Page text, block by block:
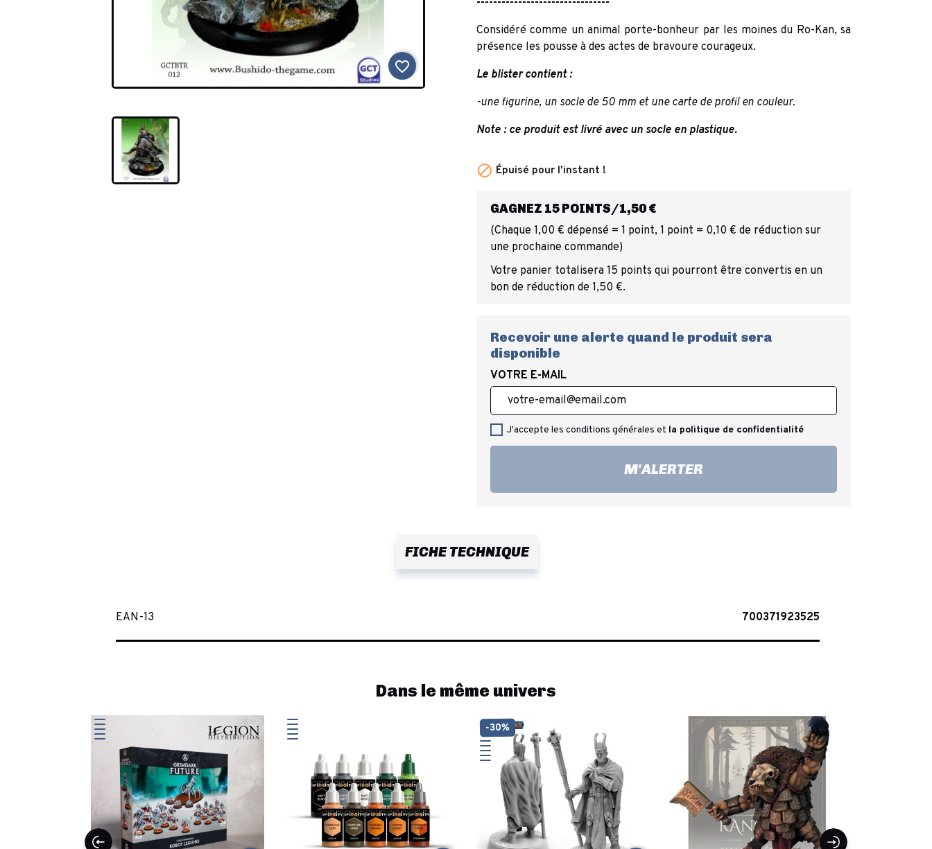
favorite_border
--------------------------------
Considéré comme un animal porte-bonheur par les moines du Ro-Kan, sa
présence les pousse à des actes de bravoure courageux.
Le blister contient :
-une figurine, un socle de 50 mm et une carte de profil en couleur.
Note : ce produit est livré avec un socle en plastique.
 Épuisé pour l'instant !
GAGNEZ 15 POINTS/1,50 €
(Chaque 1,00 € dépensé = 1 point, 1 point = 0,10 € de réduction sur
une prochaine commande)
Votre panier totalisera 15 points qui pourront être convertis en un
bon de réduction de 1,50 €.
Recevoir une alerte quand le produit sera
disponible
VOTRE E-MAIL
J'accepte les conditions générales et la politique de confidentialité
M'ALERTER
FICHE TECHNIQUE
EAN-13 700371923525
Dans le même univers
-30%